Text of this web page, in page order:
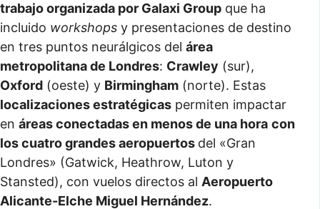
trabajo organizada por Galaxi Group que ha
incluido workshops y presentaciones de destino
en tres puntos neurálgicos del área
metropolitana de Londres: Crawley (sur),
Oxford (oeste) y Birmingham (norte). Estas
localizaciones estratégicas permiten impactar
en áreas conectadas en menos de una hora con
los cuatro grandes aeropuertos del «Gran
Londres» (Gatwick, Heathrow, Luton y
Stansted), con vuelos directos al Aeropuerto
Alicante-Elche Miguel Hernández.